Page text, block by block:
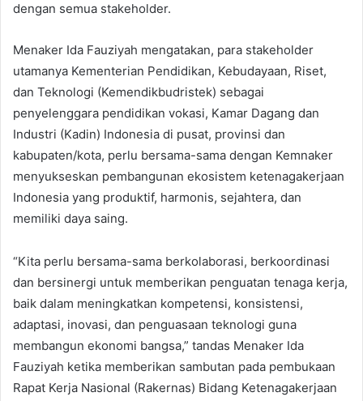
dengan semua stakeholder.
Menaker Ida Fauziyah mengatakan, para stakeholder
utamanya Kementerian Pendidikan, Kebudayaan, Riset,
dan Teknologi (Kemendikbudristek) sebagai
penyelenggara pendidikan vokasi, Kamar Dagang dan
Industri (Kadin) Indonesia di pusat, provinsi dan
kabupaten/kota, perlu bersama-sama dengan Kemnaker
menyukseskan pembangunan ekosistem ketenagakerjaan
Indonesia yang produktif, harmonis, sejahtera, dan
memiliki daya saing.
“Kita perlu bersama-sama berkolaborasi, berkoordinasi
dan bersinergi untuk memberikan penguatan tenaga kerja,
baik dalam meningkatkan kompetensi, konsistensi,
adaptasi, inovasi, dan penguasaan teknologi guna
membangun ekonomi bangsa,” tandas Menaker Ida
Fauziyah ketika memberikan sambutan pada pembukaan
Rapat Kerja Nasional (Rakernas) Bidang Ketenagakerjaan